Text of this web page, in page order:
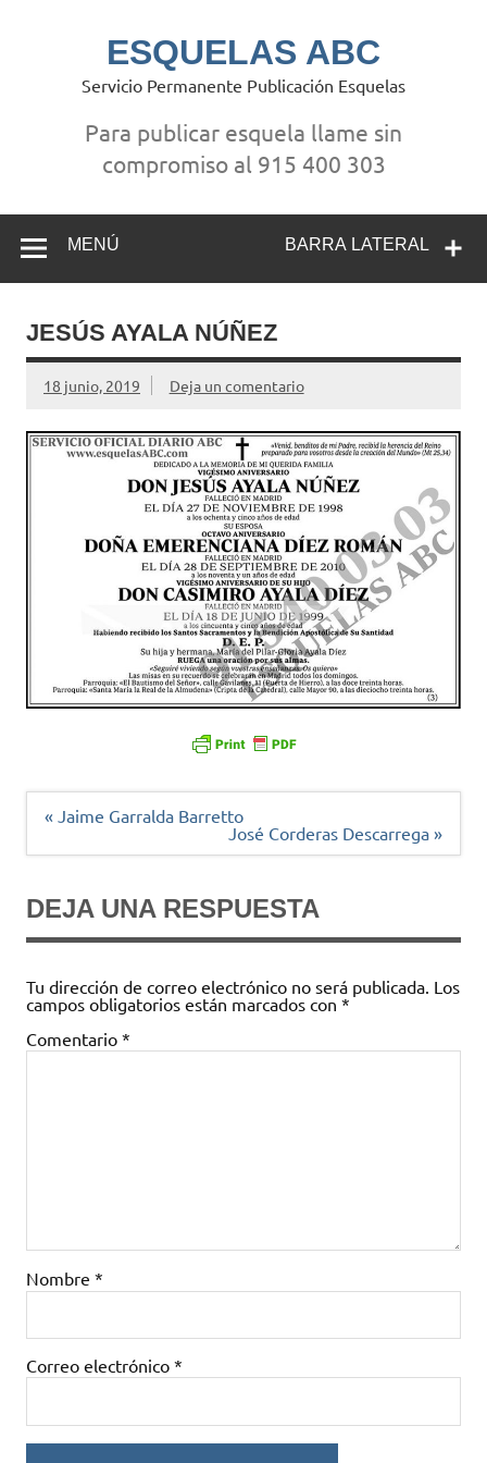
ESQUELAS ABC
Servicio Permanente Publicación Esquelas
Para publicar esquela llame sin
compromiso al 915 400 303
BARRA LATERAL
MENÚ
JESÚS AYALA NÚÑEZ
18 junio, 2019 Deja un comentario
Navegación
« Jaime Garralda Barretto
José Corderas Descarrega »
DEJA UNA RESPUESTA
Tu dirección de correo electrónico no será publicada. Los
campos obligatorios están marcados con *
Comentario *
Nombre *
Correo electrónico *